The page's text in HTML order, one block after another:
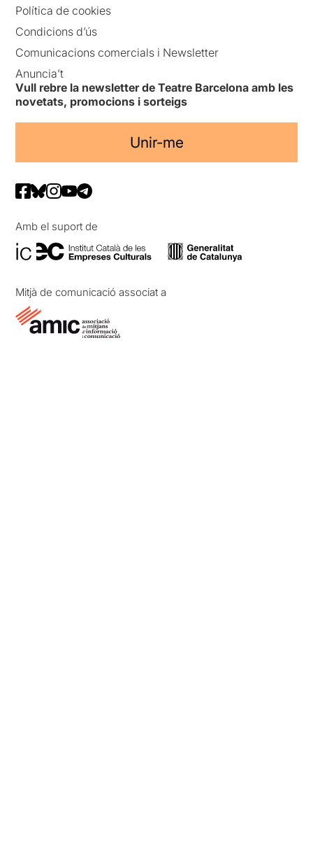
Política de cookies
Condicions d’ús
Comunicacions comercials i Newsletter
Anuncia’t
Vull rebre la newsletter de Teatre Barcelona amb les
novetats, promocions i sorteigs
Unir-me
Amb el suport de
Mitjà de comunicació associat a